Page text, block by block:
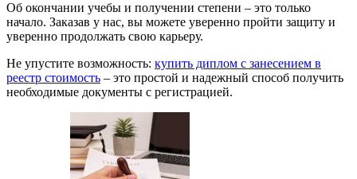
Об окончании учебы и получении степени – это только
начало. Заказав у нас, вы можете уверенно пройти защиту и
уверенно продолжать свою карьеру.
Не упустите возможность: купить диплом с занесением в
реестр стоимость – это простой и надежный способ получить
необходимые документы с регистрацией.